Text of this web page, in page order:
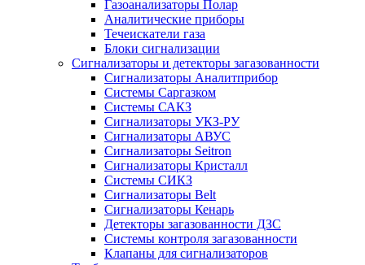
Газоанализаторы Полар
Аналитические приборы
Течеискатели газа
Блоки сигнализации
Сигнализаторы и детекторы загазованности
Сигнализаторы Аналитприбор
Системы Саргазком
Системы САКЗ
Сигнализаторы УКЗ-РУ
Сигнализаторы АВУС
Сигнализаторы Seitron
Сигнализаторы Кристалл
Системы СИКЗ
Сигнализаторы Belt
Сигнализаторы Кенарь
Детекторы загазованности ДЗС
Системы контроля загазованности
Клапаны для сигнализаторов